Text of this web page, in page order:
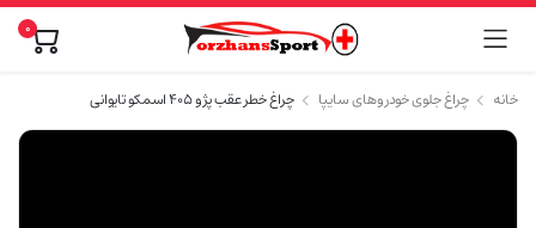
0
خانه چراغ جلوی خودروهای سایپا چراغ خطر عقب پژو ۴۰۵ اسمکو تایوانی